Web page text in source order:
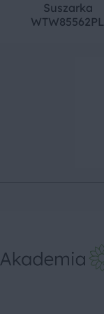
Suszarka
WTW85562PL